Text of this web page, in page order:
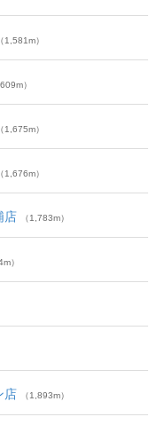
（1,581m）
）
（1,675m）
（1,676m）
店 （1,783m）
）
店 （1,893m）